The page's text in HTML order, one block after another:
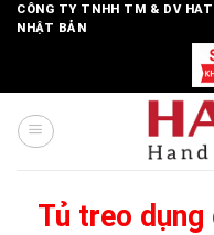
SkipCÔNG TY TNHH TM & DV
NHẬT BẢN
Tủ treo